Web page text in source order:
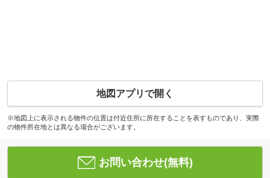
地図アプリで開く
※地図上に表示される物件の位置は付近住所に所在することを表すものであり、実際
の物件所在地とは異なる場合がございます。
お問い合わせ(無料)